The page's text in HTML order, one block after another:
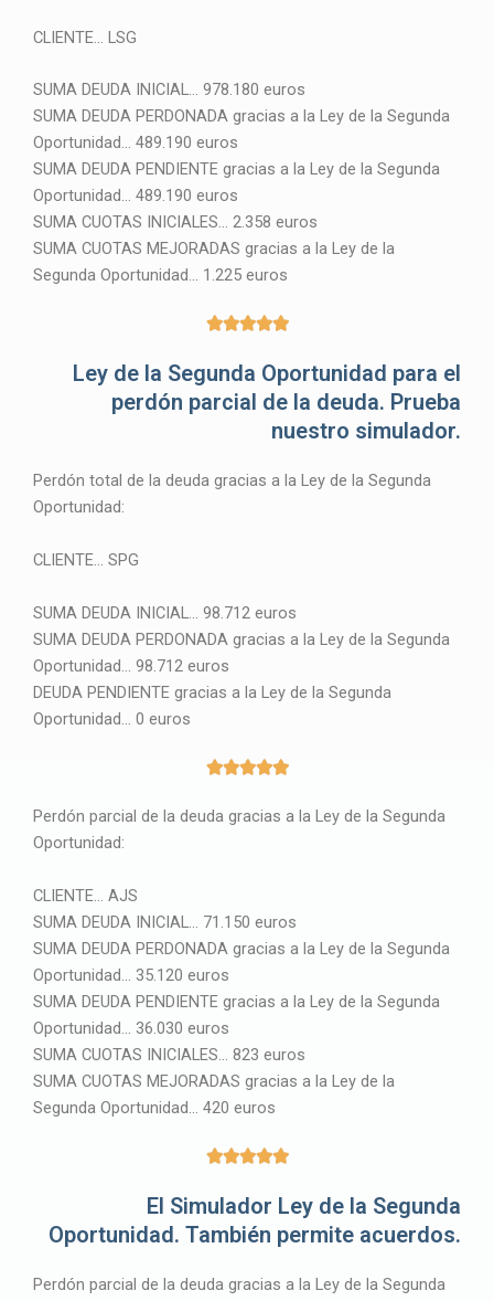
CLIENTE… LSG
SUMA DEUDA INICIAL… 978.180 euros
SUMA DEUDA PERDONADA gracias a la Ley de la Segunda
Oportunidad… 489.190 euros
SUMA DEUDA PENDIENTE gracias a la Ley de la Segunda
Oportunidad… 489.190 euros
SUMA CUOTAS INICIALES… 2.358 euros
SUMA CUOTAS MEJORADAS gracias a la Ley de la
Segunda Oportunidad… 1.225 euros
5
5
Ley de la Segunda Oportunidad para el
perdón parcial de la deuda. Prueba
nuestro simulador.
Perdón total de la deuda gracias a la Ley de la Segunda
Oportunidad:
CLIENTE… SPG
SUMA DEUDA INICIAL… 98.712 euros
SUMA DEUDA PERDONADA gracias a la Ley de la Segunda
Oportunidad… 98.712 euros
DEUDA PENDIENTE gracias a la Ley de la Segunda
Oportunidad… 0 euros
5
5
Perdón parcial de la deuda gracias a la Ley de la Segunda
Oportunidad:
CLIENTE… AJS
SUMA DEUDA INICIAL… 71.150 euros
SUMA DEUDA PERDONADA gracias a la Ley de la Segunda
Oportunidad… 35.120 euros
SUMA DEUDA PENDIENTE gracias a la Ley de la Segunda
Oportunidad… 36.030 euros
SUMA CUOTAS INICIALES… 823 euros
SUMA CUOTAS MEJORADAS gracias a la Ley de la
Segunda Oportunidad… 420 euros
5
5
El Simulador Ley de la Segunda
Oportunidad. También permite acuerdos.
Perdón parcial de la deuda gracias a la Ley de la Segunda